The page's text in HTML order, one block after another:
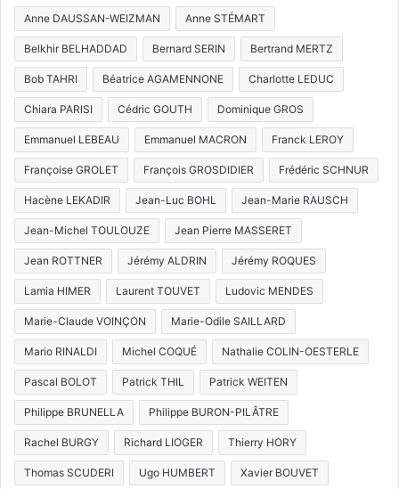
Anne DAUSSAN-WEIZMAN Anne STÉMART
Belkhir BELHADDAD Bernard SERIN Bertrand MERTZ
Bob TAHRI Béatrice AGAMENNONE Charlotte LEDUC
Chiara PARISI Cédric GOUTH Dominique GROS
Emmanuel LEBEAU Emmanuel MACRON Franck LEROY
Françoise GROLET François GROSDIDIER Frédéric SCHNUR
Hacène LEKADIR Jean-Luc BOHL Jean-Marie RAUSCH
Jean-Michel TOULOUZE Jean Pierre MASSERET
Jean ROTTNER Jérémy ALDRIN Jérémy ROQUES
Lamia HIMER Laurent TOUVET Ludovic MENDES
Marie-Claude VOINÇON Marie-Odile SAILLARD
Mario RINALDI Michel COQUÉ Nathalie COLIN-OESTERLE
Pascal BOLOT Patrick THIL Patrick WEITEN
Philippe BRUNELLA Philippe BURON-PILÂTRE
Rachel BURGY Richard LIOGER Thierry HORY
Thomas SCUDERI Ugo HUMBERT Xavier BOUVET